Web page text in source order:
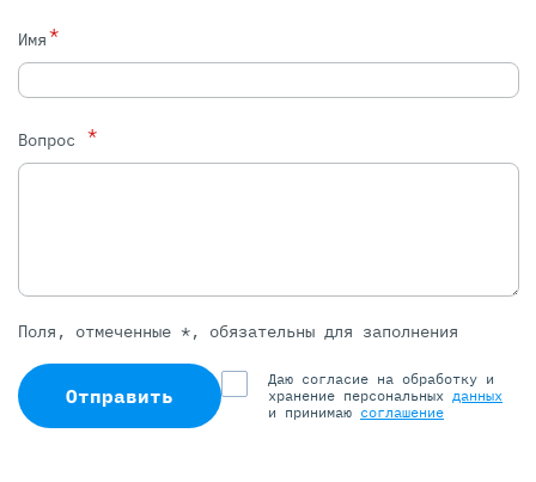
Имя*
Вопрос *
Поля, отмеченные *, обязательны для заполнения
Отправить
Даю согласие на обработку и
хранение персональных данных
и принимаю соглашение